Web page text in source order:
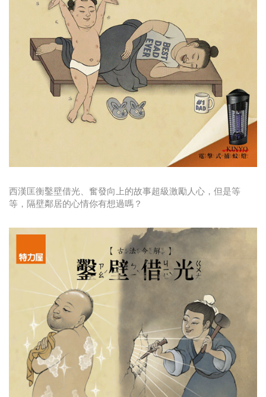
西漢匡衡鑿壁借光、奮發向上的故事超級激勵人心，但是等
等，隔壁鄰居的心情你有想過嗎？